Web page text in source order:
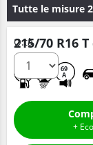
Tutte le misure
215/70 R16 T
69
A
Q.tà